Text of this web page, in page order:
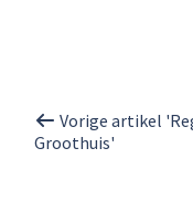
Vorige artikel
Groothuis'